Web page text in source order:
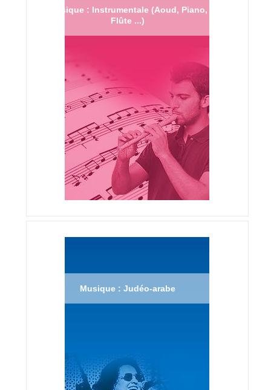
Musique : Instrumentale (Aoud, Piano,
Flûte ...)
Musique : Judéo-arabe